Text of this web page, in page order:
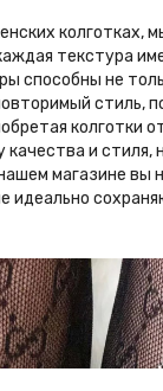
колготках,
текстура
способны не
стиль,
колготки
и стиля,
магазине вы
идеально